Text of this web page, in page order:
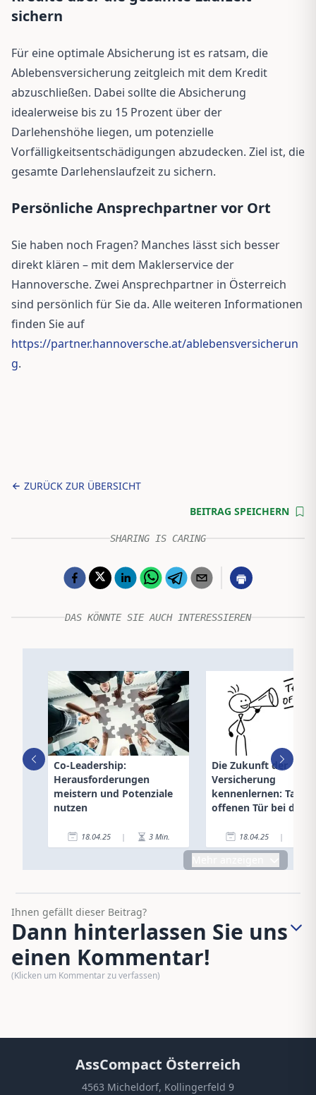
sichern
Für eine optimale Absicherung ist es ratsam, die
Ablebensversicherung zeitgleich mit dem Kredit
abzuschließen. Dabei sollte die Absicherung
idealerweise bis zu 15 Prozent über der
Darlehenshöhe liegen, um potenzielle
Vorfälligkeitsentschädigungen abzudecken. Ziel ist, die
gesamte Darlehenslaufzeit zu sichern.
Persönliche Ansprechpartner vor Ort
Sie haben noch Fragen? Manches lässt sich besser
direkt klären – mit dem Maklerservice der
Hannoversche. Zwei Ansprechpartner in Österreich
sind persönlich für Sie da. Alle weiteren Informationen
finden Sie auf
https://partner.hannoversche.at/ablebensversicherun
g.
ZURÜCK ZUR ÜBERSICHT
BEITRAG SPEICHERN
SHARING IS CARING
DAS KÖNNTE SIE AUCH INTERESSIEREN
Co-Leadership:
Herausforderungen
meistern und Potenziale
nutzen
18.04.25 | 3 Min.
Die Zukunft der
Versicherung
kennenlernen: Tag
offenen Tür bei der
18.04.25 |
Ihnen gefällt dieser Beitrag?
Dann hinterlassen Sie uns
einen Kommentar!
(Klicken um Kommentar zu verfassen)
AssCompact Österreich
4563 Micheldorf, Kollingerfeld 9